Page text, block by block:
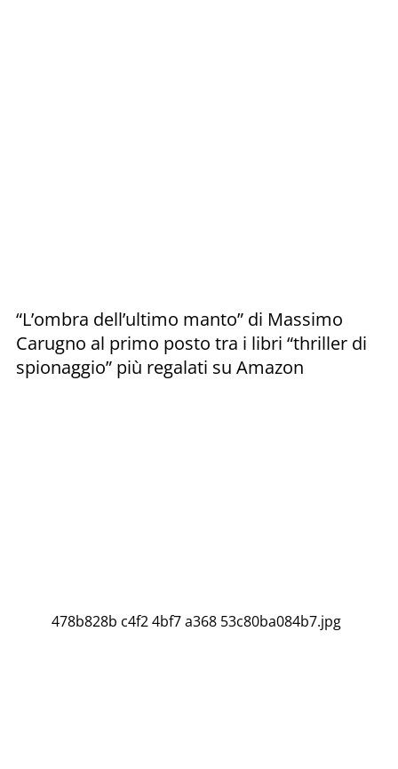
478b828b c4f2 4bf7 a368 53c80ba084b7.jpg
“L’ombra dell’ultimo manto” di Massimo
Carugno al primo posto tra i libri “thriller di
spionaggio” più regalati su Amazon